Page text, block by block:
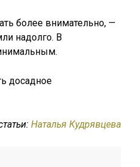
более внимательно, —
надолго. В
досадное
Наталья Кудрявцева